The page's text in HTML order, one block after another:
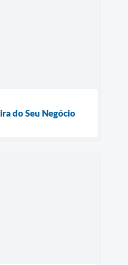
do Seu Negócio